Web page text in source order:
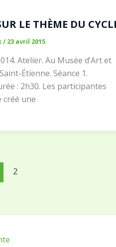
LE THÈME DU
/23 avril 2015
Atelier. Au Musée d’Art et
Étienne. Séance 1.
: 2h30. Les participantes
créé une
2